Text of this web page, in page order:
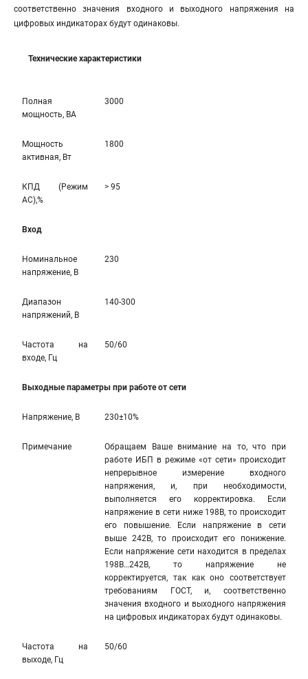
соответственно значения входного и выходного напряжения на
цифровых индикаторах будут одинаковы.
Технические характеристики
Полная
мощность, ВА
3000
Мощность
активная, Вт
1800
КПД (Режим
AC),%
> 95
Вход
Номинальное
напряжение, В
230
Диапазон
напряжений, В
140-300
Частота на
входе, Гц
50/60
Выходные параметры при работе от сети
Напряжение, В 230±10%
Примечание
Обращаем Ваше внимание на то, что при
работе ИБП в режиме «от сети» происходит
непрерывное измерение входного
напряжения, и, при необходимости,
выполняется его корректировка. Если
напряжение в сети ниже 198В, то происходит
его повышение. Если напряжение в сети
выше 242В, то происходит его понижение.
Если напряжение сети находится в пределах
198В…242В, то напряжение не
корректируется, так как оно соответствует
требованиям ГОСТ, и, соответственно
значения входного и выходного напряжения
на цифровых индикаторах будут одинаковы.
Частота на
выходе, Гц
50/60